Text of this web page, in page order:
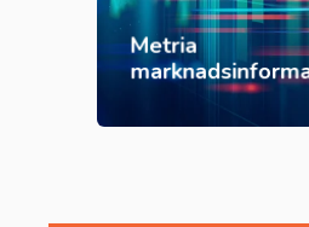
Metria